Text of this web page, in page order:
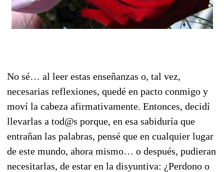
No sé… al leer estas enseñanzas o, tal vez,
necesarias reflexiones, quedé en pacto conmigo y
moví la cabeza afirmativamente. Entonces, decidí
llevarlas a tod@s porque, en esa sabiduría que
entrañan las palabras, pensé que en cualquier lugar
de este mundo, ahora mismo… o después, pudieran
necesitarlas, de estar en la disyuntiva: ¿Perdono o